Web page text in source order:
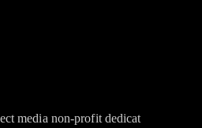
media non-profit dedicat